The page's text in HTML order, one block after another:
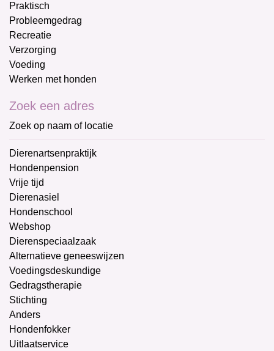
Praktisch
Probleemgedrag
Recreatie
Verzorging
Voeding
Werken met honden
Zoek een adres
Zoek op naam of locatie
Dierenartsenpraktijk
Hondenpension
Vrije tijd
Dierenasiel
Hondenschool
Webshop
Dierenspeciaalzaak
Alternatieve geneeswijzen
Voedingsdeskundige
Gedragstherapie
Stichting
Anders
Hondenfokker
Uitlaatservice